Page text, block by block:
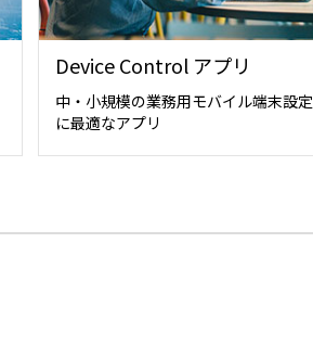
Device Control アプリ
中・小規模の業務用モバイル端末設定
に最適なアプリ